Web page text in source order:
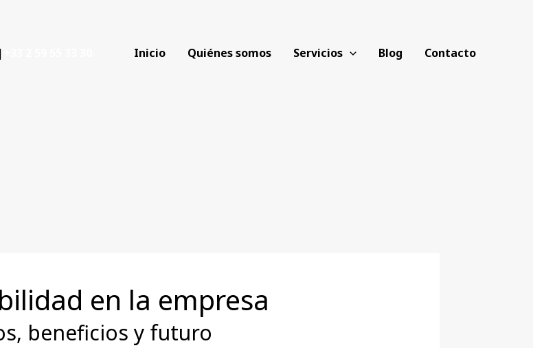
| Inicio Quiénes somos Servicios Blog Contacto
en la empresa
beneficios y futuro